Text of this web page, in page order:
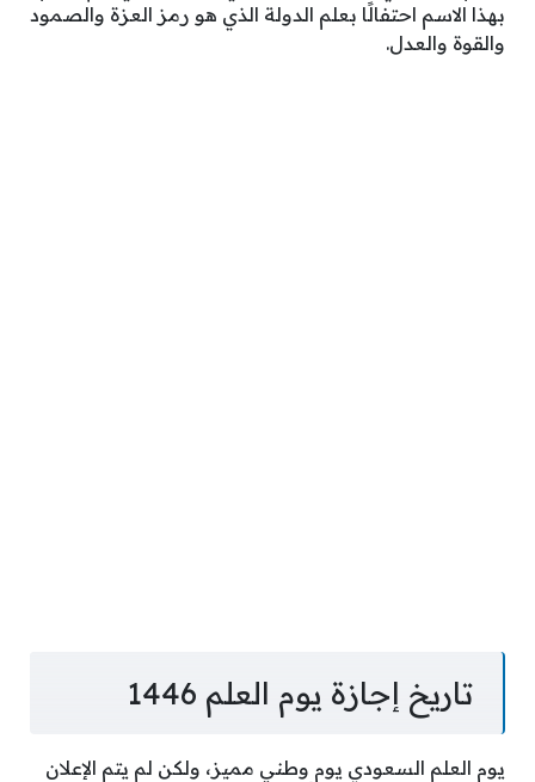
بهذا الاسم احتفالًا بعلم الدولة الذي هو رمز العزة والصمود
والقوة والعدل.
تاريخ إجازة يوم العلم 1446
يوم العلم السعودي يوم وطني مميز، ولكن لم يتم الإعلان